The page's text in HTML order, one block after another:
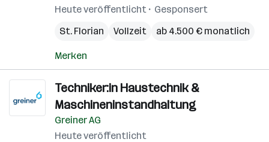
Heute veröffentlicht
Gesponsert
St. Florian
Vollzeit ab 4.500 € monatlich
Merken
Techniker:in Haustechnik &
Maschineninstandhaltung
Greiner AG
Heute veröffentlicht